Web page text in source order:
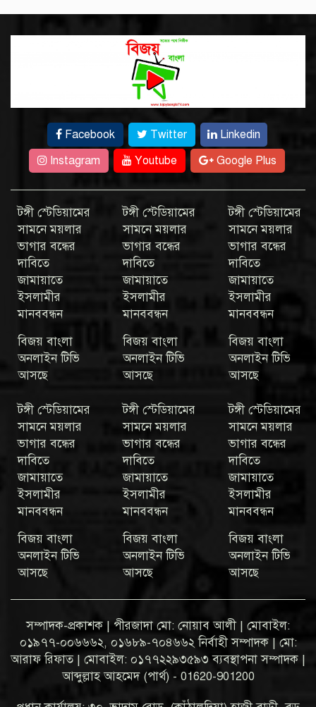
Facebook Twitter
Linkedin
Instagram
Youtube Google Plus
টঙ্গী স্টেডিয়ামের
সামনে ময়লার
ভাগার বন্ধের
দাবিতে
জামায়াতে
ইসলামীর
মানববন্ধন
বিজয় বাংলা
অনলাইন টিভি
আসছে
টঙ্গী স্টেডিয়ামের
সামনে ময়লার
ভাগার বন্ধের
দাবিতে
জামায়াতে
ইসলামীর
মানববন্ধন
বিজয় বাংলা
অনলাইন টিভি
আসছে
টঙ্গী স্টেডিয়ামের
সামনে ময়লার
ভাগার বন্ধের
দাবিতে
জামায়াতে
ইসলামীর
মানববন্ধন
বিজয় বাংলা
অনলাইন টিভি
আসছে
টঙ্গী স্টেডিয়ামের
সামনে ময়লার
ভাগার বন্ধের
দাবিতে
জামায়াতে
ইসলামীর
মানববন্ধন
বিজয় বাংলা
অনলাইন টিভি
আসছে
টঙ্গী স্টেডিয়ামের
সামনে ময়লার
ভাগার বন্ধের
দাবিতে
জামায়াতে
ইসলামীর
মানববন্ধন
বিজয় বাংলা
অনলাইন টিভি
আসছে
টঙ্গী স্টেডিয়ামের
সামনে ময়লার
ভাগার বন্ধের
দাবিতে
জামায়াতে
ইসলামীর
মানববন্ধন
বিজয় বাংলা
অনলাইন টিভি
আসছে
সম্পাদক-প্রকাশক | পীরজাদা মো: নোয়াব আলী | মোবাইল:
০১৯৭৭-০০৬৬৬২, ০১৬৮৯-৭০৪৬৬২ নির্বাহী সম্পাদক | মো:
আরাফ রিফাত | মোবাইল: ০১৭৭২২৯৩৫৯৩ ব্যবস্থাপনা সম্পাদক |
আব্দুল্লাহ আহমেদ (পার্থ) - 01620-901200